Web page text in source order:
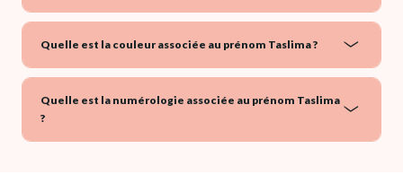
Quelle est la couleur associée au prénom Taslima ?
Quelle est la numérologie associée au prénom Taslima
?